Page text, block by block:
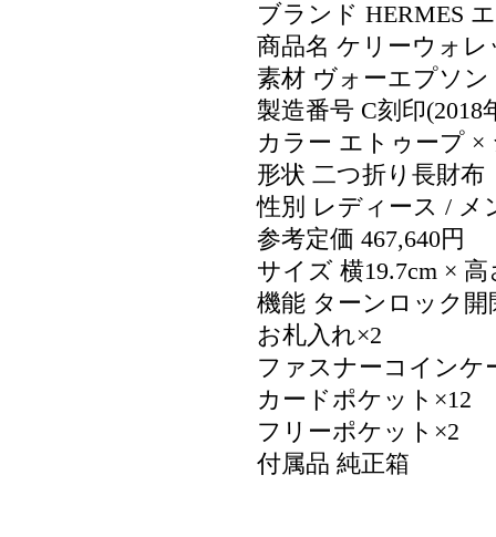
ブランド HERMES
商品名 ケリーウォ
素材 ヴォーエプソン
製造番号 C刻印(2018
カラー エトゥープ ×
形状 二つ折り長財布
性別 レディース / メ
参考定価 467,640円
サイズ 横19.7cm ×
機能 ターンロック開
お札入れ×2
ファスナーコインケ
カードポケット×12
フリーポケット×2
付属品 純正箱